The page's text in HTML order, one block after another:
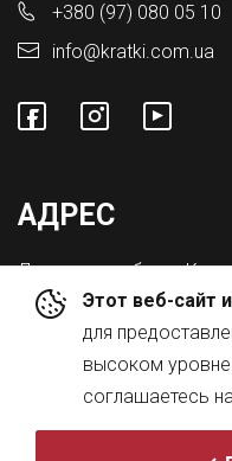
Этот веб-сайт
для
высоком
соглашаетесь
+380 (97) 080 05 10
info@kratki.com.ua
АДРЕС
Львовская обл., с.
ул. Городоцкая 8а